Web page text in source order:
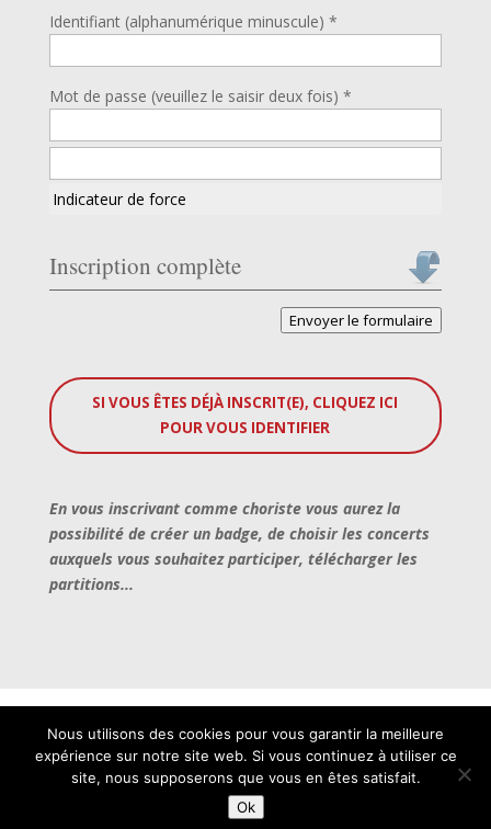
Identifiant (alphanumérique minuscule) *
Mot de passe (veuillez le saisir deux fois) *
Indicateur de force
Inscription complète
Envoyer le formulaire
SI VOUS ÊTES DÉJÀ INSCRIT(E), CLIQUEZ ICI
POUR VOUS IDENTIFIER
En vous inscrivant comme choriste vous aurez la
possibilité de créer un badge, de choisir les concerts
auxquels vous souhaitez participer, télécharger les
partitions...
Nous utilisons des cookies pour vous garantir la meilleure
expérience sur notre site web. Si vous continuez à utiliser ce
site, nous supposerons que vous en êtes satisfait.
Ok